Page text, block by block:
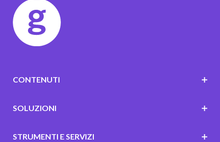
CONTENUTI
SOLUZIONI
STRUMENTI E SERVIZI